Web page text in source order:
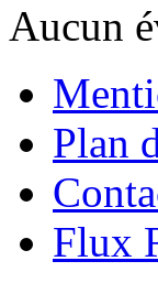
Aucun
Plan
Flux